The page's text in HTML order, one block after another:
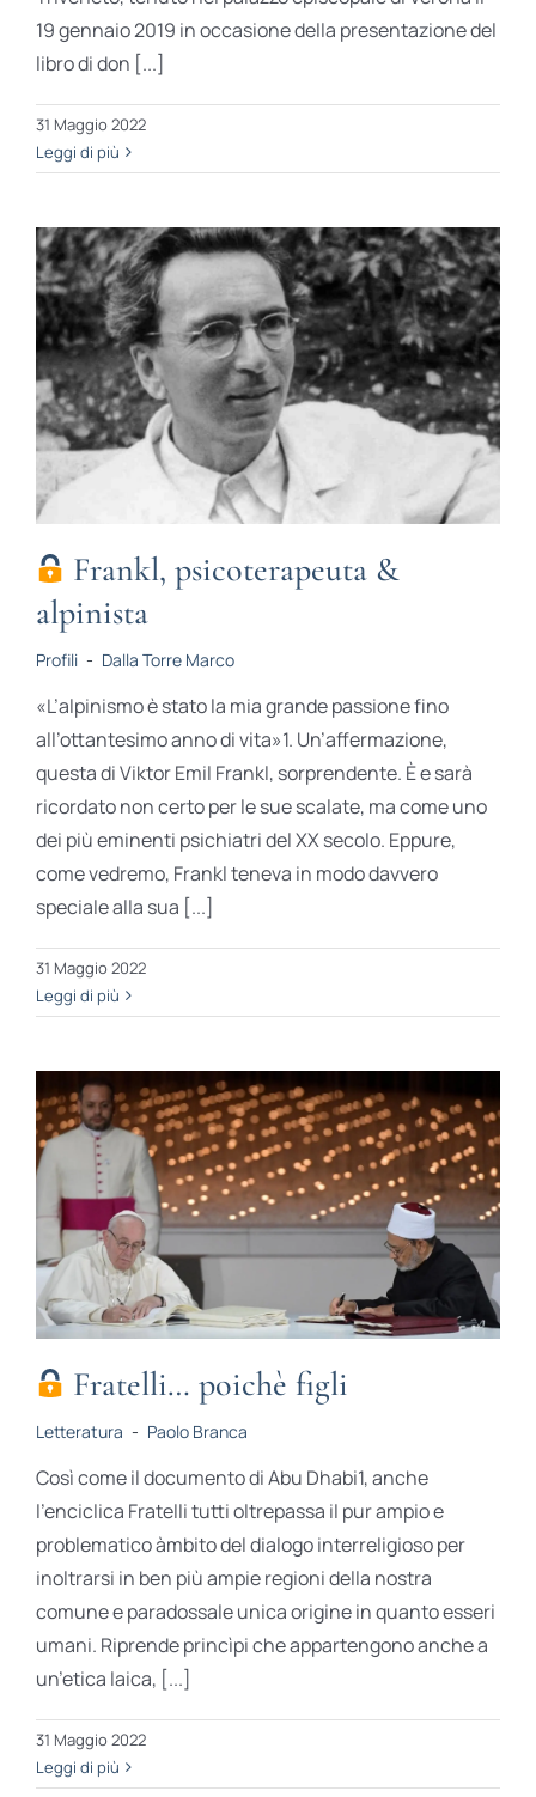
19 gennaio 2019 in occasione della presentazione del
libro di don [...]
31 Maggio 2022
Leggi di più
Frankl, psicoterapeuta &
alpinista
Profili - Dalla Torre Marco
«L’alpinismo è stato la mia grande passione fino
all’ottantesimo anno di vita»1. Un’affermazione,
questa di Viktor Emil Frankl, sorprendente. È e sarà
ricordato non certo per le sue scalate, ma come uno
dei più eminenti psichiatri del XX secolo. Eppure,
come vedremo, Frankl teneva in modo davvero
speciale alla sua [...]
31 Maggio 2022
Leggi di più
Fratelli… poichè figli
Letteratura - Paolo Branca
Così come il documento di Abu Dhabi1, anche
l’enciclica Fratelli tutti oltrepassa il pur ampio e
problematico àmbito del dialogo interreligioso per
inoltrarsi in ben più ampie regioni della nostra
comune e paradossale unica origine in quanto esseri
umani. Riprende princìpi che appartengono anche a
un’etica laica, [...]
31 Maggio 2022
Leggi di più